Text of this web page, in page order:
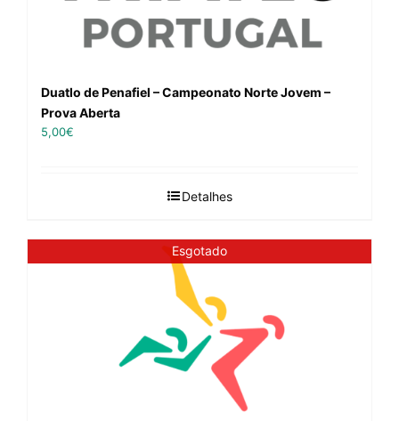
Duatlo de Penafiel – Campeonato Norte Jovem –
Prova Aberta
5,00€
Detalhes
Esgotado